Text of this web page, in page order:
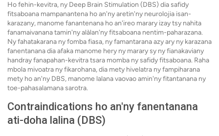
Ho fehin-kevitra, ny Deep Brain Stimulation (DBS) dia safidy
fitsaboana mampanantena ho an'ny aretin'ny neurolojia isan-
karazany, manome fanantenana ho an'ireo marary izay tsy nahita
fanamaivanana tamin'ny alàlan'ny fitsaboana nentim-paharazana.
Ny fahatakarana ny fomba fiasa, ny famantarana azy ary ny karazana
fanentanana dia afaka manome hery ny marary sy ny fianakaviany
handray fanapahan-kevitra tsara momba ny safidy fitsaboana. Raha
mbola mivoatra ny fikarohana, dia mety hivelatra ny fampiharana
mety ho an'ny DBS, manome lalana vaovao amin'ny fitantanana ny
toe-pahasalamana sarotra.
Contraindications ho an'ny fanentanana
ati-doha lalina (DBS)